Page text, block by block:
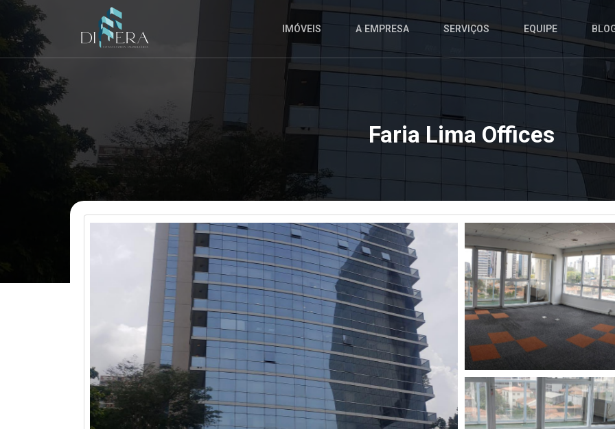
IMÓVEIS A EMPRESA SERVIÇOS EQUIPE
Faria Lima Offices
QUALQUER
MOMENTO.
ENVIAR